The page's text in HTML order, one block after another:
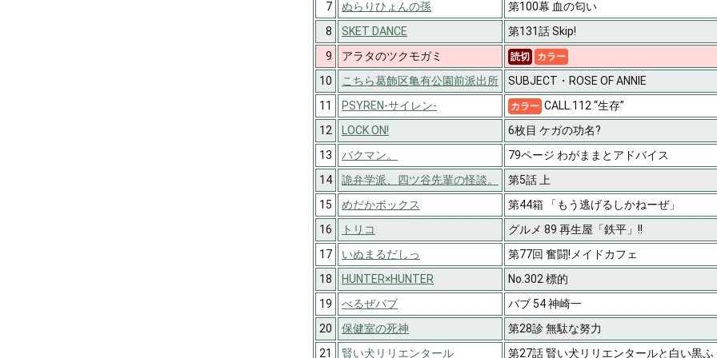
7 ぬらりひょんの孫
第100幕 血の匂い
8
SKET DANCE
第131話 Skip!
9
アラタのツクモガミ 読切 カラー
10 こちら葛飾区亀有公園前派出所
SUBJECT・ROSE OF ANNIE
11
PSYREN-サイレン- カラー CALL.112 “生存”
12
LOCK ON!
6枚目 ケガの功名?
13
バクマン。
79ページ わがままとアドバイス
14
詭弁学派、四ツ谷先輩の怪談。
第5話 上
15
めだかボックス
第44箱 「もう逃げるしかねーぜ」
16
トリコ
グルメ 89 再生屋「鉄平」!!
17
いぬまるだしっ
第77回 奮闘!メイドカフェ
18
HUNTER×HUNTER
No.302 標的
19
べるぜバブ
バブ 54 神崎一
20
保健室の死神
第28診 無駄な努力
21
賢い犬リリエンタール 第27話 賢い犬リリエンタールと白い黒ふ